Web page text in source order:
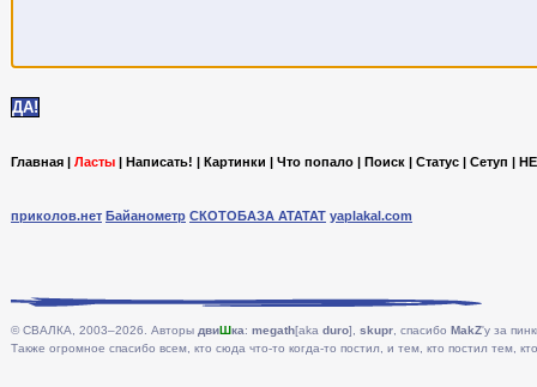
Главная | Ласты | Написать! | Картинки | Что попало | Поиск | Статус | Сетуп |
приколов.нет Байанометр СКОТОБАЗА АТАТАТ yaplakal.com
© СВАЛКА, 2003–2026. Авторы двиШка: megath[aka duro], skupr , спасибо MakZ'у за
Также огромное спасибо всем, кто сюда что-то когда-то постил, и тем, кто постил тем,